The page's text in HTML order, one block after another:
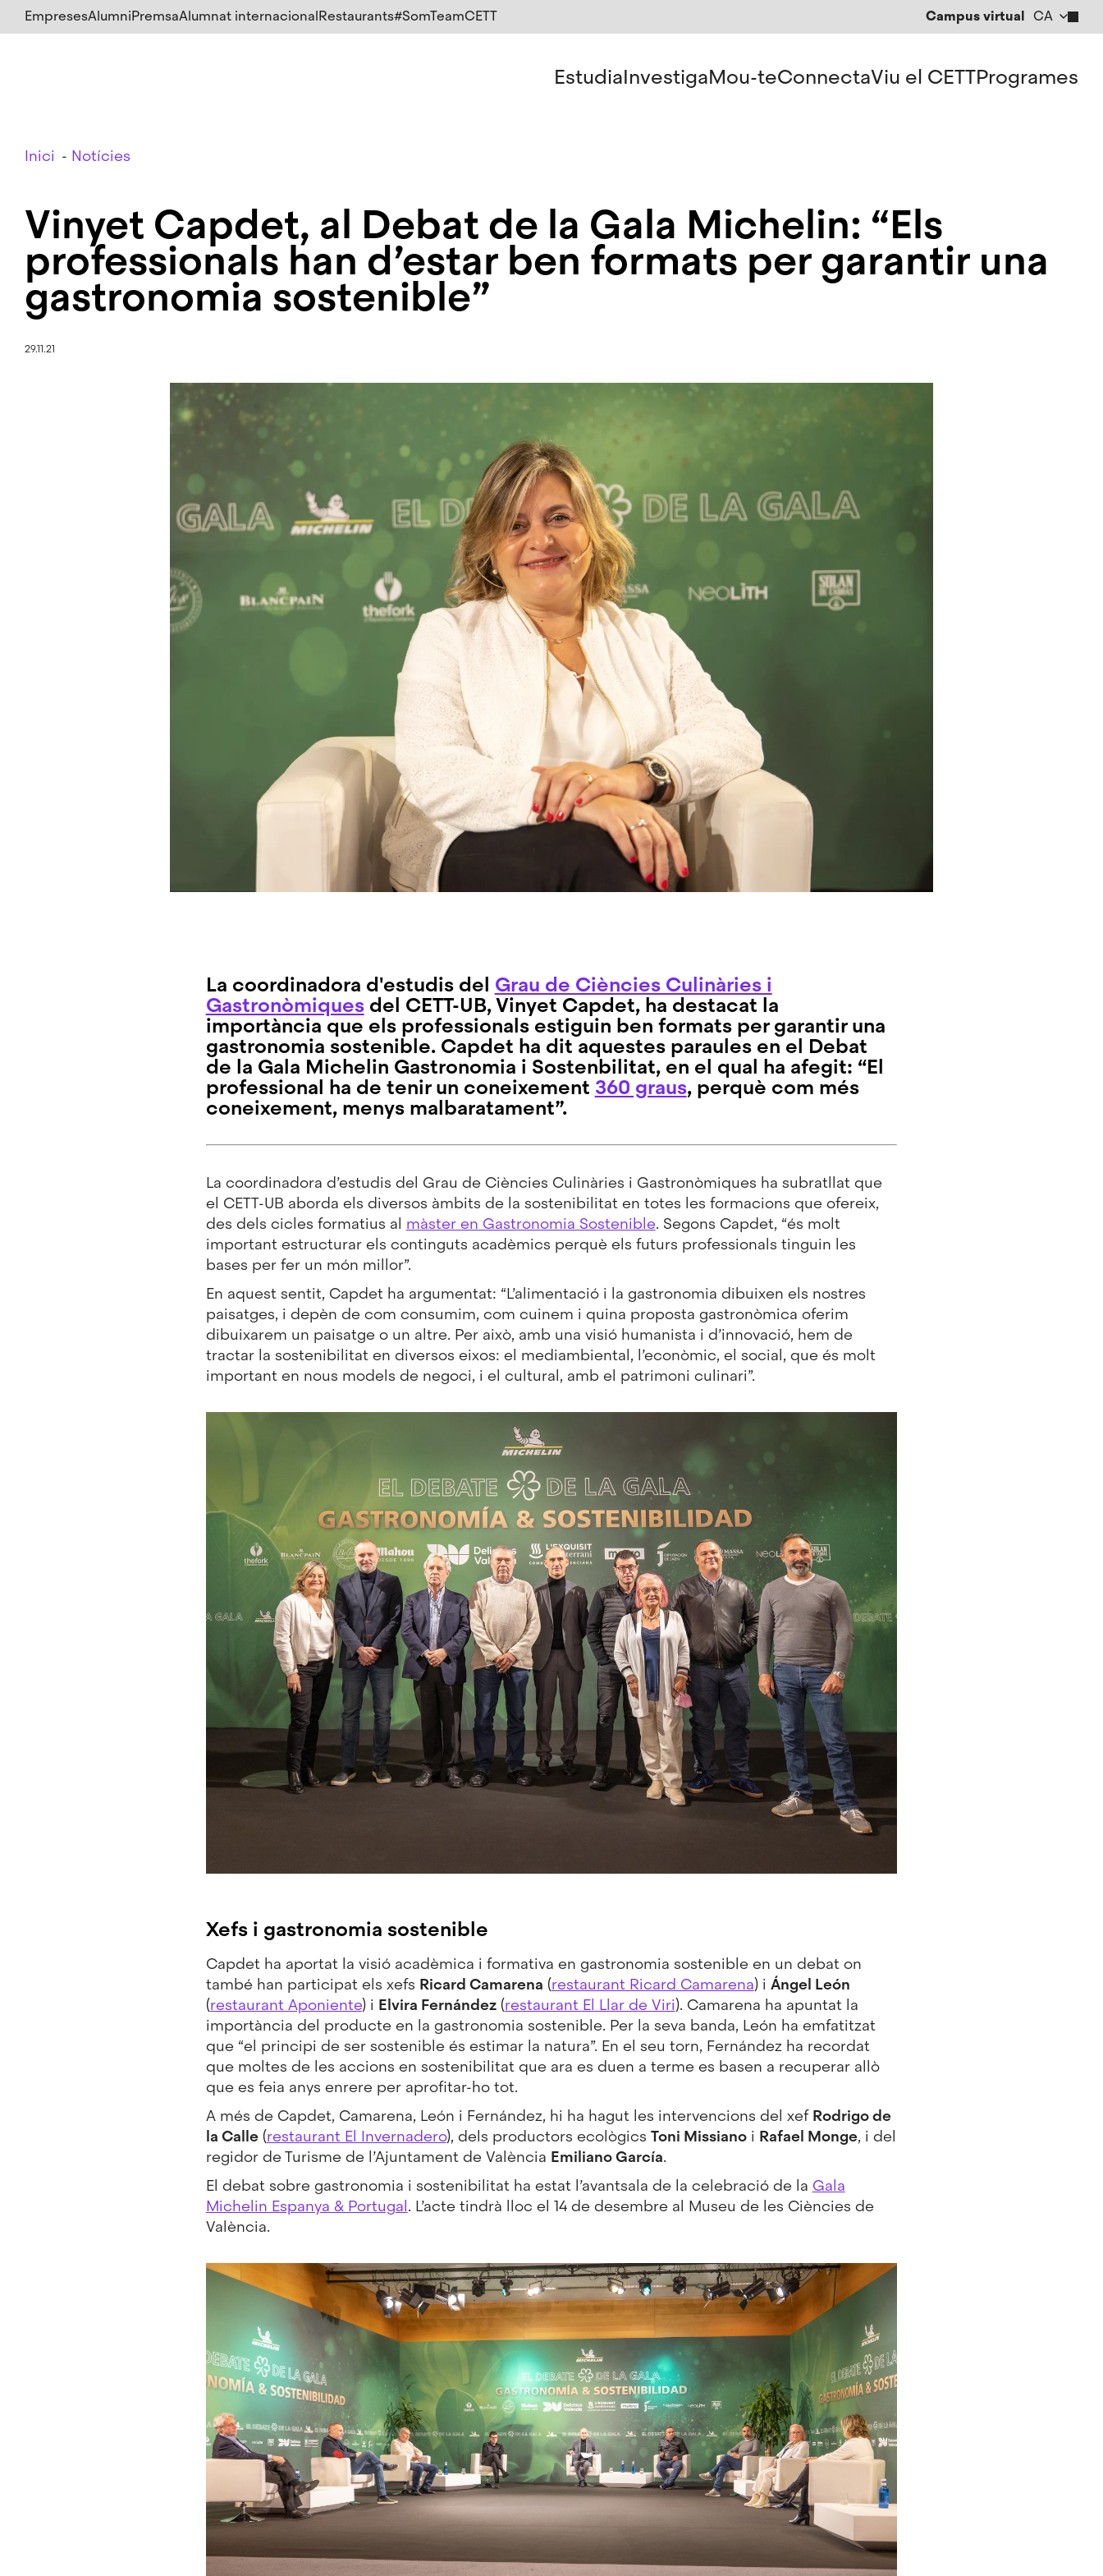
Salta
al
EmpresesAlumniPremsaAlumnat internacionalRestaurants#SomTeamCETT Campus virtual CA
EN
EstudiaInvestigaMou-teConnectaViu el CETTProgrames
Breadcrumb
Inici Notícies
Vinyet Capdet, al Debat de la Gala Michelin: “Els
professionals han d’estar ben formats per garantir una
gastronomia sostenible”
29.11.21
La coordinadora d'estudis del Grau de Ciències Culinàries i
Gastronòmiquesdel CETT-UB,Vinyet Capdet, ha destacat la
importància que els professionals estiguin ben formats per garantir una
gastronomia sostenible. Capdet ha dit aquestes paraules en el Debat
de la Gala Michelin Gastronomia i Sostenbilitat, en el qual ha afegit: “El
professional ha de tenir un coneixement 360 graus, perquè com més
coneixement, menys malbaratament”.
La coordinadora d’estudis del Grau de Ciències Culinàries i Gastronòmiques ha subratllat que
el CETT-UB aborda els diversos àmbits de la sostenibilitat en totes les formacions que ofereix,
des dels cicles formatius al màster en Gastronomia Sostenible. Segons Capdet, “és molt
important estructurar els continguts acadèmics perquè els futurs professionals tinguin les
bases per fer un món millor”.
En aquest sentit, Capdet ha argumentat: “L’alimentació i la gastronomia dibuixen els nostres
paisatges, i depèn de com consumim, com cuinem i quina proposta gastronòmica oferim
dibuixarem un paisatge o un altre. Per això, amb una visió humanista i d’innovació, hem de
tractar la sostenibilitat en diversos eixos: el mediambiental, l’econòmic, el social, que és molt
important en nous models de negoci, i el cultural, amb el patrimoni culinari”.
Xefs i gastronomia sostenible
Capdet ha aportat la visió acadèmica i formativa en gastronomia sostenible en un debat on
també han participat els xefs Ricard Camarena (restaurant Ricard Camarena) i Ángel León
(restaurant Aponiente) i Elvira Fernández(restaurant El Llar de Viri). Camarena ha apuntat la
importància del producte en la gastronomia sostenible. Per la seva banda, León ha emfatitzat
que “el principi de ser sostenible és estimar la natura”. En el seu torn, Fernández ha recordat
que moltes de les accions en sostenibilitat que ara es duen a terme es basen a recuperar allò
que es feia anys enrere per aprofitar-ho tot.
A més de Capdet, Camarena, León i Fernández, hi ha hagut les intervencions del xef Rodrigo de
la Calle(restaurant El Invernadero), dels productors ecològics Toni Missianoi Rafael Monge, i del
regidor de Turisme de l’Ajuntament de València Emiliano García.
El debat sobre gastronomia i sostenibilitat ha estat l’avantsala de la celebració de la Gala
Michelin Espanya & Portugal. L’acte tindrà lloc el 14 de desembre al Museu de les Ciències de
València.